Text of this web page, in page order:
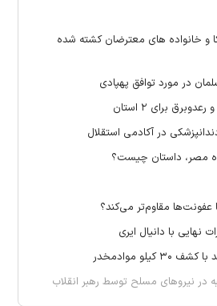
و خانواده های معترضان کشته شده
در مورد توافق پهپادی
برای ۲ استان
در آکادمی استقلال
مصر، داستان چیست؟
عفونت‌ها مقاوم‌تر می‌کند؟
نهایی با دانیال ایری
موادمخدر